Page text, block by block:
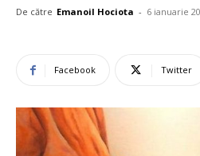
De către Emanoil Hociota - 6 ianuarie
Facebook Twitter